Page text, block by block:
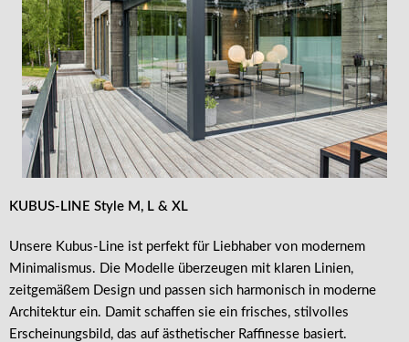
KUBUS-LINE Style M, L & XL
Unsere Kubus-Line ist perfekt für Liebhaber von modernem
Minimalismus. Die Modelle überzeugen mit klaren Linien,
zeitgemäßem Design und passen sich harmonisch in moderne
Architektur ein. Damit schaffen sie ein frisches, stilvolles
Erscheinungsbild, das auf ästhetischer Raffinesse basiert.